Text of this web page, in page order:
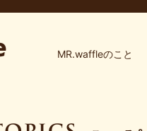
MR.waffleのこと